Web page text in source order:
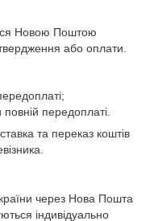
Новою Поштою
або оплати.
передоплаті.
та переказ коштів
через Нова Пошта
індивідуально